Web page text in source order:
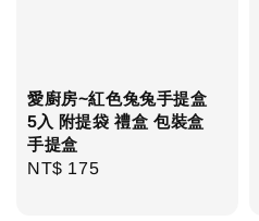
愛廚房~紅色兔兔手提盒
5入 附提袋 禮盒 包裝盒
手提盒
Regular
NT$ 175